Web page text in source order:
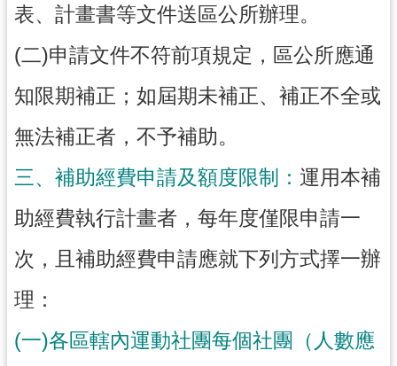
站
覽
市
政
信
E
n
g
i
h
表、計畫書等文件送區公所辦理。
(二)申請文件不符前項規定，區公所應通
知限期補正；如屆期未補正、補正不全或
無法補正者，不予補助。
三、補助經費申請及額度限制： 運用本補
助經費執行計畫者，每年度僅限申請一
次，且補助經費申請應就下列方式擇一辦
理：
(一)各區轄內運動社團每個社團（人數應